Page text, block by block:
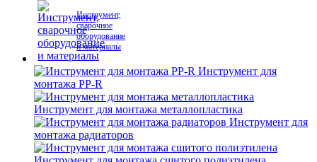
Инструмент,
сварочное
оборудование
и материалы
Инструмент для
монтажа PP-R
Инструмент для монтажа металлопластика
Инструмент для
монтажа радиаторов